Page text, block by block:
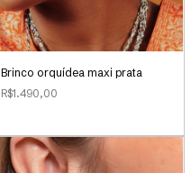
Brinco orquídea maxi prata
R$1.490,00